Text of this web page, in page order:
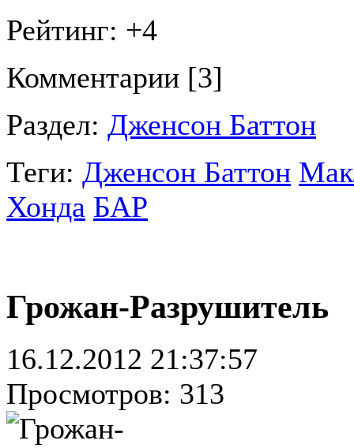
Рейтинг: +4
Комментарии [3]
Раздел: Дженсон Баттон
Теги: Дженсон Баттон
Хонда БАР
Грожан-Разрушитель
16.12.2012 21:37:57
Просмотров: 313